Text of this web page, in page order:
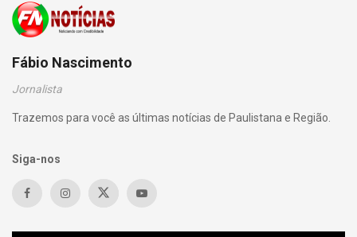
Fábio Nascimento
Jornalista
Trazemos para você as últimas notícias de Paulistana e Região.
Siga-nos